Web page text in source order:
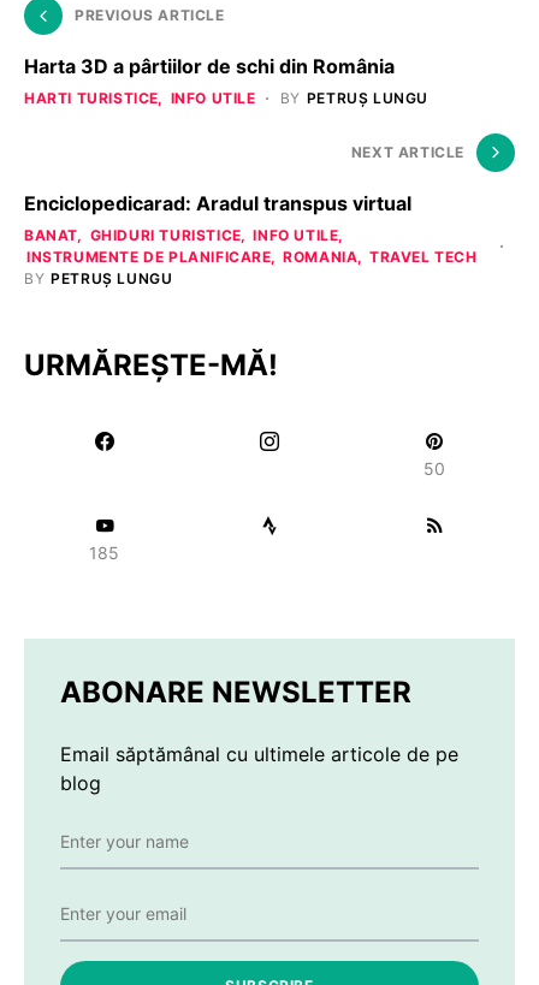
PREVIOUS ARTICLE
Harta 3D a pârtiilor de schi din România
HARTI TURISTICE INFO UTILE BY PETRUȘ LUNGU
NEXT ARTICLE
Enciclopedicarad: Aradul transpus virtual
BANAT GHIDURI TURISTICE
INFO UTILE
INSTRUMENTE DE PLANIFICARE
ROMANIA
TRAVEL TECH
BY PETRUȘ LUNGU
URMĂREȘTE-MĂ!
50
185
ABONARE NEWSLETTER
Email săptămânal cu ultimele articole de pe
blog